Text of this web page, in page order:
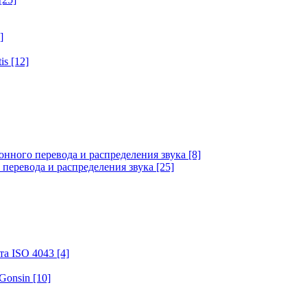
[12]
перевода и распределения звука [8]
и распределения звука [25]
ISO 4043 [4]
[10]